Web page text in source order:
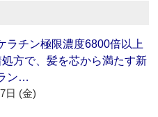
ラチン極限濃度6800倍以上
方で、髪を芯から満たす新
ン…
日 (金)